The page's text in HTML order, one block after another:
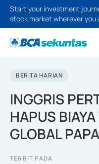
Start your investment
stock market wherever you
BERITA HARIAN
INGGRIS
HAPUS
GLOBAL
TERBIT PADA